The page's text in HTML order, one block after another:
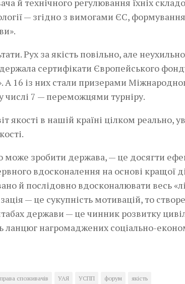
й технічного регулювання їхніх
— згідно з вимогами ЄС, формування
Рух за якість повільно, але
сертифікати Європейського
А 16 із них стали призерами
числі 7 — переможцями турніру.
якості в нашій країні цілком
зробити держава, — це досягти
вдосконалення на основі кращої
й послідовно вдосконалювати весь
— це сукупність мотивацій, то
держави — це чинник розвитку
ланцюг нагромаджених соціально-
права споживачів УАЯ УСПП форум якість